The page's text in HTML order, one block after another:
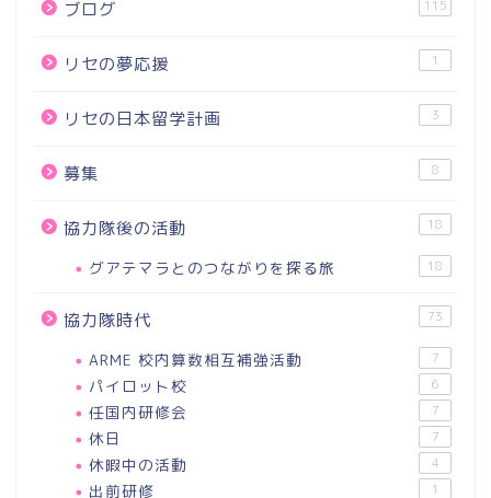
ブログ 115
リセの夢応援 1
リセの日本留学計画 3
募集 8
協力隊後の活動 18
グアテマラとのつながりを探る旅 18
協力隊時代 73
ARME 校内算数相互補強活動 7
パイロット校 6
任国内研修会 7
休日 7
休暇中の活動 4
出前研修 1